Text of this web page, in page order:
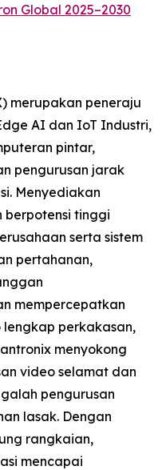
Global 2025–2030
merupakan peneraju
AI dan IoT Industri,
pintar,
pengurusan jarak
Menyediakan
berpotensi tinggi
serta sistem
pertahanan,
mempercepatkan
perkakasan,
menyokong
video selamat dan
pengurusan
lasak. Dengan
rangkaian,
mencapai